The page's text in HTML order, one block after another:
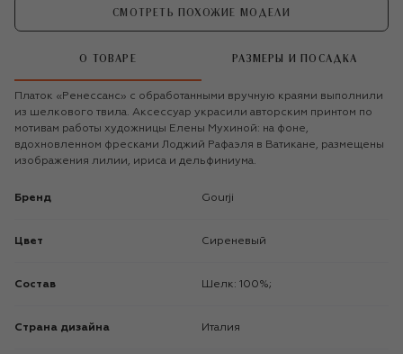
СМОТРЕТЬ ПОХОЖИЕ МОДЕЛИ
О ТОВАРЕ РАЗМЕРЫ И ПОСАДКА
Платок «Ренессанс» с обработанными вручную краями выполнили
из шелкового твила. Аксессуар украсили авторским принтом по
мотивам работы художницы Елены Мухиной: на фоне,
вдохновленном фресками Лоджий Рафаэля в Ватикане, размещены
изображения лилии, ириса и дельфиниума.
Бренд Gourji
Цвет Сиреневый
Состав Шелк: 100%;
Страна дизайна Италия